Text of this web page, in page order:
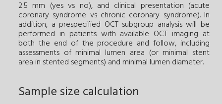
2.5 mm (yes vs no), and clinical presentation (acute
coronary syndrome vs chronic coronary syndrome). In
addition, a prespecified OCT subgroup analysis will be
performed in patients with available OCT imaging at
both the end of the procedure and follow, including
assessments of minimal lumen area (or minimal stent
area in stented segments) and minimal lumen diameter.
Sample size calculation